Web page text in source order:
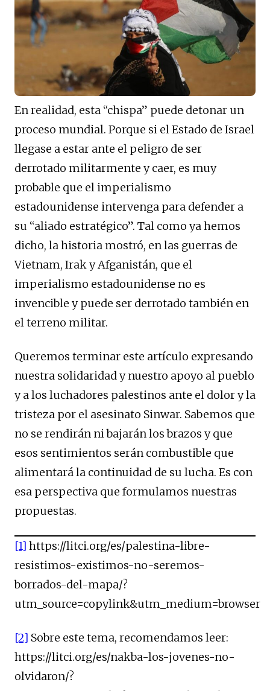
En realidad, esta “chispa” puede detonar un
proceso mundial. Porque si el Estado de Israel
llegase a estar ante el peligro de ser
derrotado militarmente y caer, es muy
probable que el imperialismo
estadounidense intervenga para defender a
su “aliado estratégico”. Tal como ya hemos
dicho, la historia mostró, en las guerras de
Vietnam, Irak y Afganistán, que el
imperialismo estadounidense no es
invencible y puede ser derrotado también en
el terreno militar.
Queremos terminar este artículo expresando
nuestra solidaridad y nuestro apoyo al pueblo
y a los luchadores palestinos ante el dolor y la
tristeza por el asesinato Sinwar. Sabemos que
no se rendirán ni bajarán los brazos y que
esos sentimientos serán combustible que
alimentará la continuidad de su lucha. Es con
esa perspectiva que formulamos nuestras
propuestas.
[1] https://litci.org/es/palestina-libre-
resistimos-existimos-no-seremos-
borrados-del-mapa/?
utm_source=copylink&utm_medium=browser
[2] Sobre este tema, recomendamos leer:
https://litci.org/es/nakba-los-jovenes-no-
olvidaron/?